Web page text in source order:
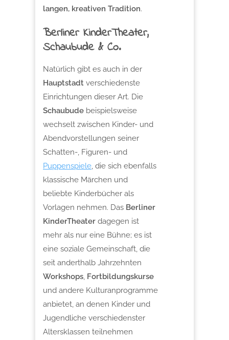
langen, kreativen Tradition.
Berliner KinderTheater,
Schaubude & Co.
Natürlich gibt es auch in der
Hauptstadt verschiedenste
Einrichtungen dieser Art. Die
Schaubude beispielsweise
wechselt zwischen Kinder- und
Abendvorstellungen seiner
Schatten-, Figuren- und
Puppenspiele, die sich ebenfalls
klassische Märchen und
beliebte Kinderbücher als
Vorlagen nehmen. Das Berliner
KinderTheater dagegen ist
mehr als nur eine Bühne; es ist
eine soziale Gemeinschaft, die
seit anderthalb Jahrzehnten
Workshops, Fortbildungskurse
und andere Kulturanprogramme
anbietet, an denen Kinder und
Jugendliche verschiedenster
Altersklassen teilnehmen